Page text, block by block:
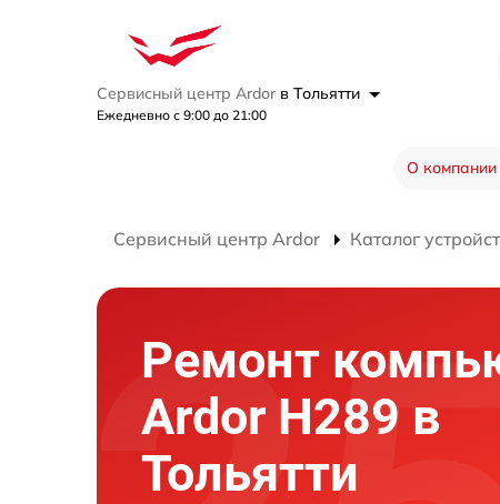
Сервисный центр Ardor в Тольятти
Ежедневно с 9:00 до 21:00
О компании
Сервисный центр Ardor Каталог
Ремонт
Ardor H289 в
Тольятти